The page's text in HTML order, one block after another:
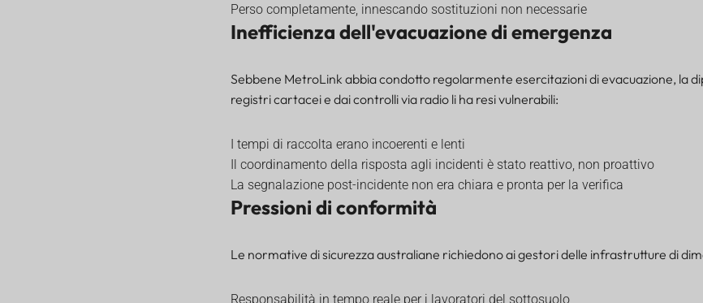
Perso completamente, innescando sostituzioni non necessarie
Inefficienza dell'evacuazione di emergenza
Sebbene MetroLink abbia condotto regolarmente esercitazioni di evacuazione, la
registri cartacei e dai controlli via radio li ha resi vulnerabili:
I tempi di raccolta erano incoerenti e lenti
Il coordinamento della risposta agli incidenti è stato reattivo, non proattivo
La segnalazione post-incidente non era chiara e pronta per la verifica
Pressioni di conformità
Le normative di sicurezza australiane richiedono ai gestori delle infrastrutture di
Responsabilità in tempo reale per i lavoratori del sottosuolo